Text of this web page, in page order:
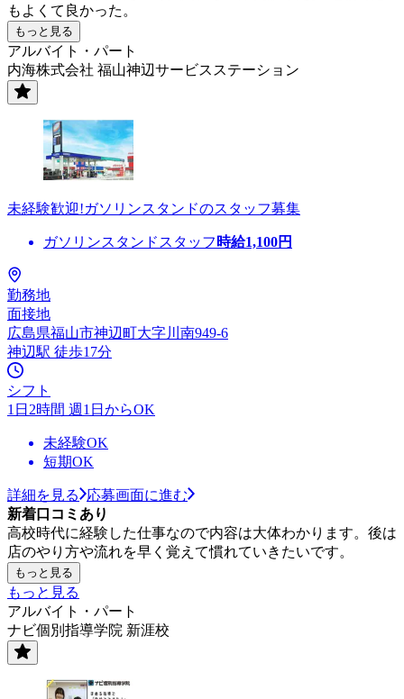
もよくて良かった。
もっと見る
アルバイト・パート
内海株式会社 福山神辺サービスステーション
未経験歓迎!ガソリンスタンドのスタッフ募集
ガソリンスタンドスタッフ 時給1,100円
勤務地
面接地
広島県福山市神辺町大字川南949-6
神辺駅 徒歩17分
シフト
1日2時間 週1日からOK
未経験OK
短期OK
詳細を見る
応募画面に進む
新着口コミあり
高校時代に経験した仕事なので内容は大体わかります。後は
店のやり方や流れを早く覚えて慣れていきたいです。
もっと見る
もっと見る
アルバイト・パート
ナビ個別指導学院 新涯校